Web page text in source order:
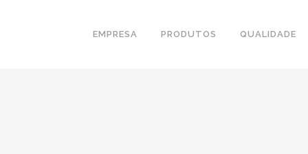
EMPRESA PRODUTOS QUALIDADE